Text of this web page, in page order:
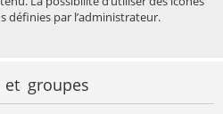
définies par l’administrateur.
et groupes